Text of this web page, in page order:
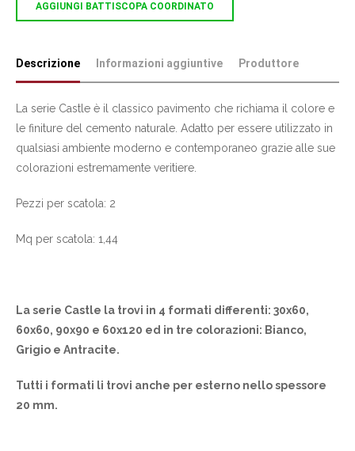
AGGIUNGI BATTISCOPA COORDINATO
Descrizione Informazioni aggiuntive Produttore
La serie Castle è il classico pavimento che richiama il colore e
le finiture del cemento naturale. Adatto per essere utilizzato in
qualsiasi ambiente moderno e contemporaneo grazie alle sue
colorazioni estremamente veritiere.
Pezzi per scatola: 2
Mq per scatola: 1,44
La serie Castle la trovi in 4 formati differenti: 30x60,
60x60, 90x90 e 60x120 ed in tre colorazioni: Bianco,
Grigio e Antracite.
Tutti i formati li trovi anche per esterno nello spessore
20 mm.